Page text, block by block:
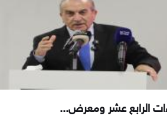
الرابع عشر ومعرض...